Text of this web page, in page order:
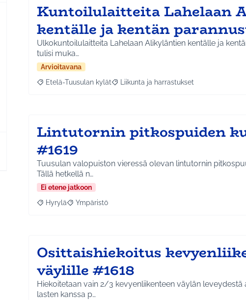
Kuntoilulaitteita Lahelaan
kentälle ja kentän
Ulkokuntoilulaitteita Lahelaan Alikyläntien kentälle ja
tulisi muka…
Arvioitavana
Rajaa tulokset aihepiirin mukaan: Etelä-Tuusulan kylät
Etelä-Tuusulan kylät Rajaa tulokset teeman mukaan: Liikunta
Liikunta ja harrastukset
Lintutornin pitkospuiden
#1619
Tuusulan valopuiston vieressä olevan lintutornin
Tällä hetkellä n…
Ei etene jatkoon
Rajaa tulokset aihepiirin mukaan: Hyrylä
Hyrylä Rajaa tulokset teeman mukaan: Ympäristö
Ympäristö
Osittaishiekoitus
väylille #1618
Hiekoitetaan vain 2/3 kevyenliikenteen väylän
lasten kanssa p…